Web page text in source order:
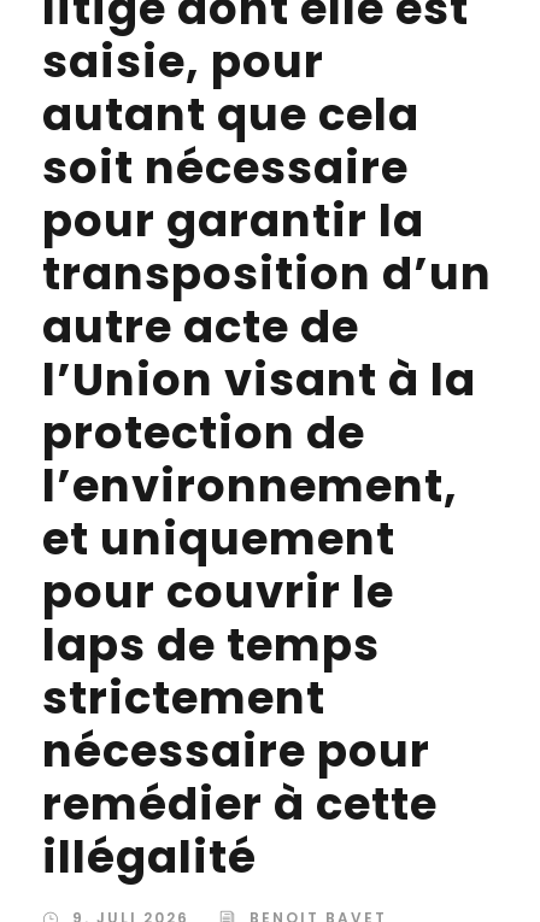
saisie, pour
autant que cela
soit nécessaire
pour garantir la
transposition d’un
autre acte de
l’Union visant à la
protection de
l’environnement,
et uniquement
pour couvrir le
laps de temps
strictement
nécessaire pour
remédier à cette
illégalité